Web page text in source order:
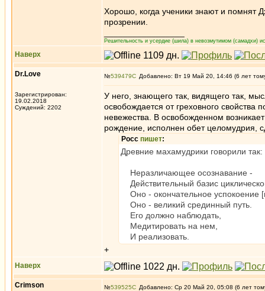
Хорошо, когда ученики знают и помнят
прозрении.
Решительность и усердие (шила) в невозмутимом (самадхи)
Наверх
Dr.Love
Зарегистрирован:
19.02.2018
Суждений: 2202
№539479 Добавлено: Вт 19 Май 20, 14:46 (6 лет
У него, знающего так, видящего так,
освобождается от греховного свойства
невежества. В освобожденном
рождение, исполнен обет целомудрия,
Росс пишет:
Древние махамудрики говорили так:
Неразличающее осознавание -
Действительный базис
Оно - окончательное успокоение
Оно - великий срединный путь.
Его должно наблюдать,
Медитировать на нем,
И реализовать.
+
Наверх
Crimson №539525 Добавлено: Ср 20 Май 20, 05:08 (6 лет